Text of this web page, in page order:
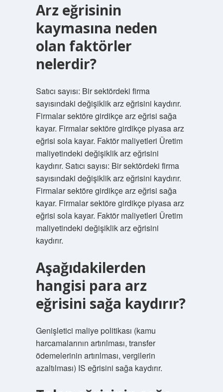
Arz eğrisinin
kaymasına neden
olan faktörler
nelerdir?
Satıcı sayısı: Bir sektördeki firma
sayısındaki değişiklik arz eğrisini kaydırır.
Firmalar sektöre girdikçe arz eğrisi sağa
kayar. Firmalar sektöre girdikçe piyasa arz
eğrisi sola kayar. Faktör maliyetleri Üretim
maliyetindeki değişiklik arz eğrisini
kaydırır. Satıcı sayısı: Bir sektördeki firma
sayısındaki değişiklik arz eğrisini kaydırır.
Firmalar sektöre girdikçe arz eğrisi sağa
kayar. Firmalar sektöre girdikçe piyasa arz
eğrisi sola kayar. Faktör maliyetleri Üretim
maliyetindeki değişiklik arz eğrisini
kaydırır.
Aşağıdakilerden
hangisi para arz
eğrisini sağa kaydırır?
Genişletici maliye politikası (kamu
harcamalarının artırılması, transfer
ödemelerinin artırılması, vergilerin
azaltılması) IS eğrisini sağa kaydırır.